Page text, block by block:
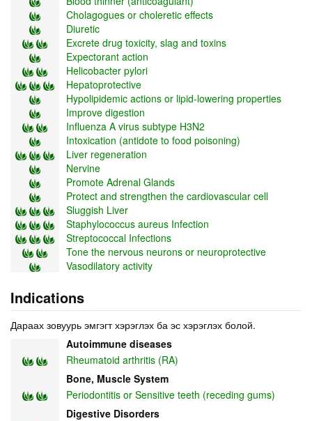
Cholagogues or choleretic effects
Diuretic
Excrete drug toxicity, slag and toxins
Expectorant action
Helicobacter pylori
Hepatoprotective
Hypolipidemic actions or lipid-lowering properties
Improve digestion
Influenza A virus subtype H3N2
Intoxication (antidote to food poisoning)
Liver regeneration
Nervine
Promote Adrenal Glands
Protect and strengthen the cardiovascular cell
Sluggish Liver
Staphylococcus aureus Infection
Streptococcal Infections
Tone the nervous neurons or neuroprotective
Vasodilatory activity
Indications
Дараах зовуурь эмгэгт хэрэглэх ба эс хэрэглэх болой.
Autoimmune diseases
Rheumatoid arthritis (RA)
Bone, Muscle System
Periodontitis or Sensitive teeth (receding gums)
Digestive Disorders